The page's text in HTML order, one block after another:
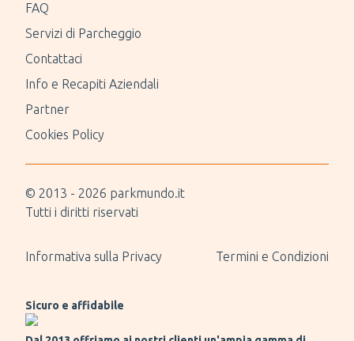
FAQ
Servizi di Parcheggio
Contattaci
Info e Recapiti Aziendali
Partner
Cookies Policy
© 2013 - 2026 parkmundo.it
Tutti i diritti riservati
Informativa sulla Privacy Termini e Condizioni
Sicuro e affidabile